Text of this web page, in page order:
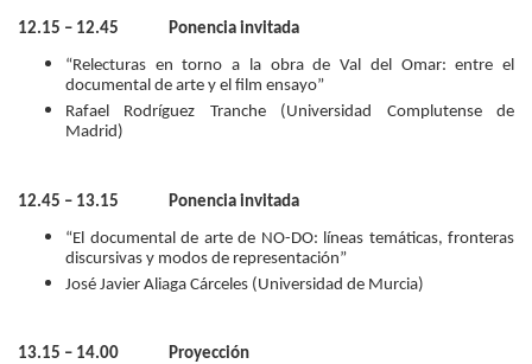
12.15 – 12.45 Ponencia invitada
“Relecturas en torno a la obra de Val del Omar: entre el
documental de arte y el film ensayo”
Rafael Rodríguez Tranche (Universidad Complutensede
Madrid)
12.45 – 13.15 Ponencia invitada
“El documental de arte de NO-DO: líneas temáticas, fronteras
discursivas y modos de representación”
José Javier Aliaga Cárceles (Universidad de Murcia)
13.15 – 14.00 Proyección